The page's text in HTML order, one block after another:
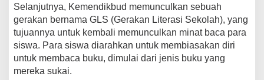
Selanjutnya, Kemendikbud memunculkan sebuah
gerakan bernama GLS (Gerakan Literasi Sekolah), yang
tujuannya untuk kembali memunculkan minat baca para
siswa. Para siswa diarahkan untuk membiasakan diri
untuk membaca buku, dimulai dari jenis buku yang
mereka sukai.